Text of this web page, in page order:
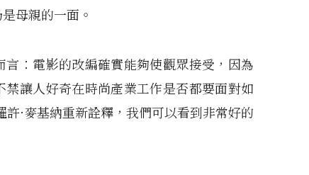
母親的一面。
：電影的改編確實能夠使觀眾接受，因為
讓人好奇在時尚產業工作是否都要面對如
許·麥基納重新詮釋，我們可以看到非常好的